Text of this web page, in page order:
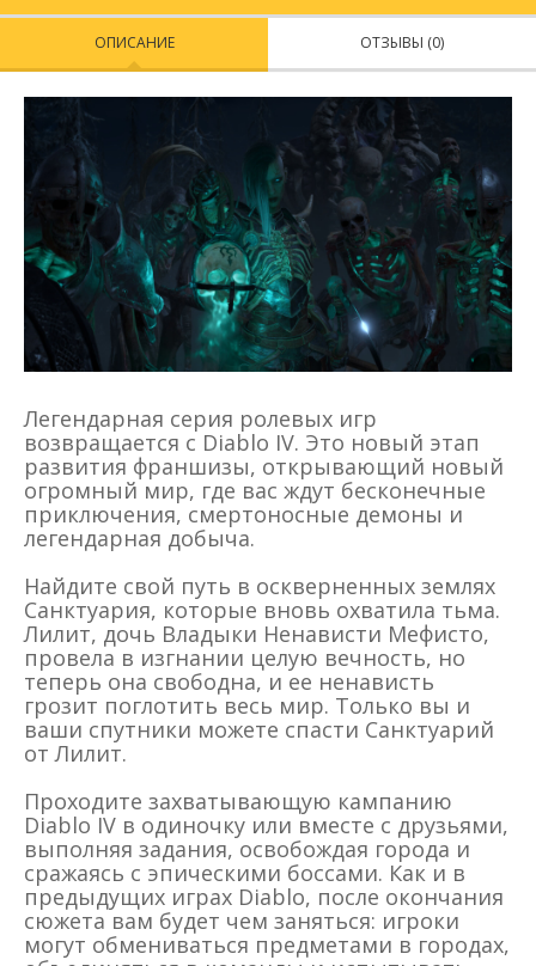
ОПИСАНИЕ ОТЗЫВЫ (0)
Легендарная серия ролевых игр
возвращается с Diablo IV. Это новый этап
развития франшизы, открывающий новый
огромный мир, где вас ждут бесконечные
приключения, смертоносные демоны и
легендарная добыча.
Найдите свой путь в оскверненных землях
Санктуария, которые вновь охватила тьма.
Лилит, дочь Владыки Ненависти Мефисто,
провела в изгнании целую вечность, но
теперь она свободна, и ее ненависть
грозит поглотить весь мир. Только вы и
ваши спутники можете спасти Санктуарий
от Лилит.
Проходите захватывающую кампанию
Diablo IV в одиночку или вместе с друзьями,
выполняя задания, освобождая города и
сражаясь с эпическими боссами. Как и в
предыдущих играх Diablo, после окончания
сюжета вам будет чем заняться: игроки
могут обмениваться предметами в городах,